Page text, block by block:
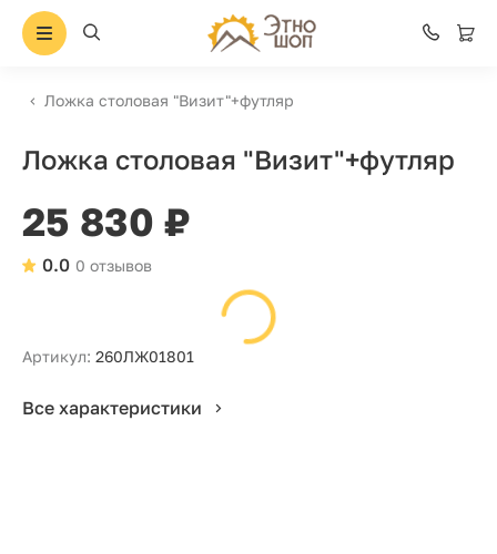
Ложка столовая "Визит"+футляр
Ложка столовая "Визит"+футляр
25 830 ₽
0 отзывов
0.0
Артикул: 260ЛЖ01801
Все характеристики